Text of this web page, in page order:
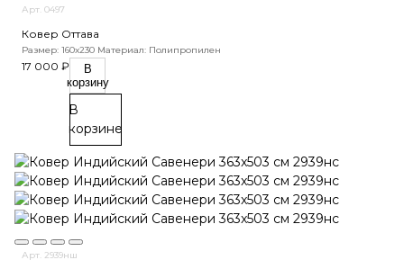
Арт. 0497
Ковер Оттава
Размер: 160х230 Материал: Полипропилен
17 000 ₽
В
корзину
В
корзине
Арт. 2939нш